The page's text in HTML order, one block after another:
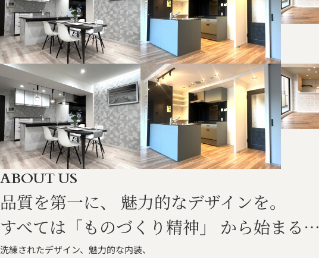
ABOUT US
品質を第一に、
魅力的なデザインを。
すべては「ものづくり精神」 から始まる…
洗練されたデザイン、魅力的な内装、